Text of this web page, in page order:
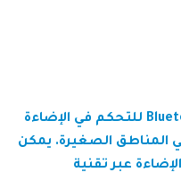
تستخدم التقنية اللاسلكية Bluetooth للتحكم في الإضاءة
المناطق الصغيرة. يمكن
عبر تقنية